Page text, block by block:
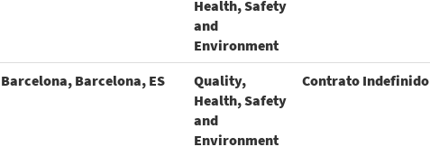
Health, Safety
and
Environment
Barcelona, Barcelona, ES
Quality,
Health, Safety
and
Environment
Contrato Indefinido